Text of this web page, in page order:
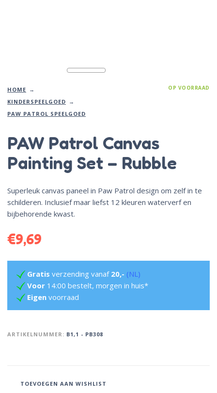
HOME
KINDERSPEELGOED
PAW PATROL SPEELGOED
OP VOORRAAD
PAW Patrol Canvas
Painting Set – Rubble
Superleuk canvas paneel in Paw Patrol design om zelf in te
schilderen. Inclusief maar liefst 12 kleuren waterverf en
bijbehorende kwast.
€9,69
Gratis verzending vanaf 20,- (NL)
Voor 14:00 bestelt, morgen in huis*
Eigen voorraad
ARTIKELNUMMER: B1,1 - PB308
TOEVOEGEN AAN WISHLIST